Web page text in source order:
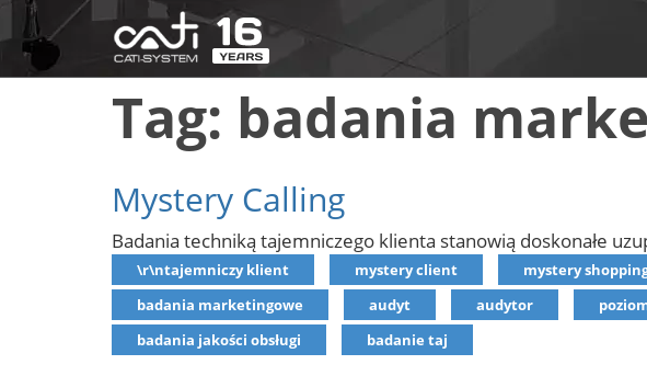
Tag: badania
Mystery Calling
Badania techniką tajemniczego klienta stanowią doskonałe
\r\ntajemniczy klient mystery client mystery
badania marketingowe
audyt audytor
badania jakości obsługi
badanie taj